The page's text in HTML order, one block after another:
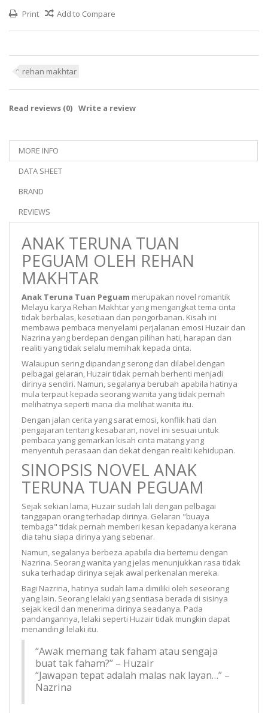
Print Add to Compare
rehan makhtar
Read reviews (0) Write a review
MORE INFO
DATA SHEET
BRAND
REVIEWS
ANAK TERUNA TUAN
PEGUAM OLEH REHAN
MAKHTAR
Anak Teruna Tuan Peguam merupakan novel romantik
Melayu karya Rehan Makhtar yang mengangkat tema cinta
tidak berbalas, kesetiaan dan pengorbanan. Kisah ini
membawa pembaca menyelami perjalanan emosi Huzair dan
Nazrina yang berdepan dengan pilihan hati, harapan dan
realiti yang tidak selalu memihak kepada cinta.
Walaupun sering dipandang serong dan dilabel dengan
pelbagai gelaran, Huzair tidak pernah berhenti menjadi
dirinya sendiri. Namun, segalanya berubah apabila hatinya
mula terpaut kepada seorang wanita yang tidak pernah
melihatnya seperti mana dia melihat wanita itu.
Dengan jalan cerita yang sarat emosi, konflik hati dan
pengajaran tentang kesabaran, novel ini sesuai untuk
pembaca yang gemarkan kisah cinta matang yang
menyentuh perasaan dan dekat dengan realiti kehidupan.
SINOPSIS NOVEL ANAK
TERUNA TUAN PEGUAM
Sejak sekian lama, Huzair sudah lali dengan pelbagai
tanggapan orang terhadap dirinya. Gelaran "buaya
tembaga" tidak pernah memberi kesan kepadanya kerana
dia tahu siapa dirinya yang sebenar.
Namun, segalanya berbeza apabila dia bertemu dengan
Nazrina. Seorang wanita yang jelas menunjukkan rasa tidak
suka terhadap dirinya sejak awal perkenalan mereka.
Bagi Nazrina, hatinya sudah lama dimiliki oleh seseorang
yang lain. Seorang lelaki yang sentiasa berada di sisinya
sejak kecil dan menerima dirinya seadanya. Pada
pandangannya, lelaki seperti Huzair tidak mungkin dapat
menandingi lelaki itu.
“Awak memang tak faham atau sengaja
buat tak faham?” – Huzair
“Jawapan tepat adalah malas nak layan…” –
Nazrina